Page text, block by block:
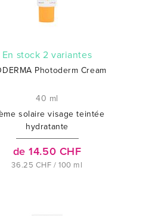
En stock 2 variantes
Photoderm Cream
40 ml
solaire visage teintée
hydratante
de 14.50 CHF
36.25 CHF / 100 ml